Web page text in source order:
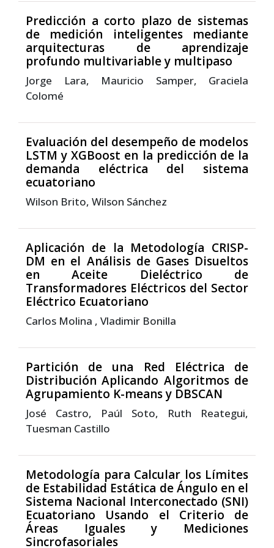
Predicción a corto plazo de sistemas
de medición inteligentes mediante
arquitecturas de aprendizaje
profundo multivariable y multipaso
Jorge Lara, Mauricio Samper, Graciela
Colomé
Evaluación del desempeño de modelos
LSTM y XGBoost en la predicción de la
demanda eléctrica del sistema
ecuatoriano
Wilson Brito, Wilson Sánchez
Aplicación de la Metodología CRISP-
DM en el Análisis de Gases Disueltos
en Aceite Dieléctrico de
Transformadores Eléctricos del Sector
Eléctrico Ecuatoriano
Carlos Molina , Vladimir Bonilla
Partición de una Red Eléctrica de
Distribución Aplicando Algoritmos de
Agrupamiento K-means y DBSCAN
José Castro, Paúl Soto, Ruth Reategui,
Tuesman Castillo
Metodología para Calcular los Límites
de Estabilidad Estática de Ángulo en el
Sistema Nacional Interconectado (SNI)
Ecuatoriano Usando el Criterio de
Áreas Iguales y Mediciones
Sincrofasoriales